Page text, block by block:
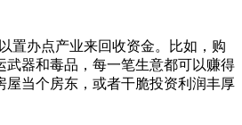
办点产业来回收资金。比如，购
武器和毒品，每一笔生意都可以赚得
屋当个房东，或者干脆投资利润丰厚